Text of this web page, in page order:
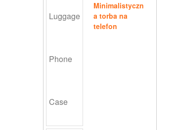
Minimalistyczn
a torba na
telefon